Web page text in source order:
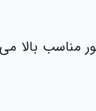
بالا